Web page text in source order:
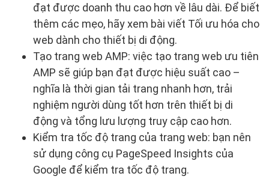
đạt được doanh thu cao hơn về lâu dài. Để biết
thêm các mẹo, hãy xem bài viết Tối ưu hóa cho
web dành cho thiết bị di động.
Tạo trang web AMP: việc tạo trang web ưu tiên
AMP sẽ giúp bạn đạt được hiệu suất cao –
nghĩa là thời gian tải trang nhanh hơn, trải
nghiệm người dùng tốt hơn trên thiết bị di
động và tổng lưu lượng truy cập cao hơn.
Kiểm tra tốc độ trang của trang web: bạn nên
sử dụng công cụ PageSpeed Insights của
Google để kiểm tra tốc độ trang.